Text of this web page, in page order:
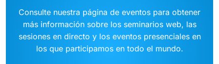
Consulte nuestra página de eventos para obtener
más información sobre los seminarios web, las
sesiones en directo y los eventos presenciales en
los que participamos en todo el mundo.